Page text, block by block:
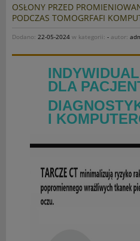
OSŁONY PRZED
PODCZAS TOMOGRFAFI
Dodano: 22-05-2024 w kategorii: - autor:
DLA
I